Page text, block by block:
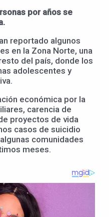
por años se
reportado algunos
en la Zona Norte, una
del país, donde los
adolescentes y
económica por la
carencia de
proyectos de vida
casos de suicidio
comunidades
meses.